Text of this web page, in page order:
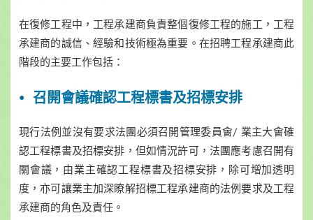
在復修工程中，工程承建商負責整個復修工程的施工，工程
承建商的誠信、經驗和技術極為重要。在招聘工程承建商此
階段的主要工作包括：
召開會議確認工程標書及招標安排
現行法例並沒有要求法團必須召開管理委員會/ 業主大會確
認工程標書及招標安排，但如情況許可，法團應考慮召開有
關會議，由業主確認工程標書及招標安排，除可增加透明
度，亦可讓業主加深瞭解招標工程承建商的法例要求及工程
承建商的角色及責任。